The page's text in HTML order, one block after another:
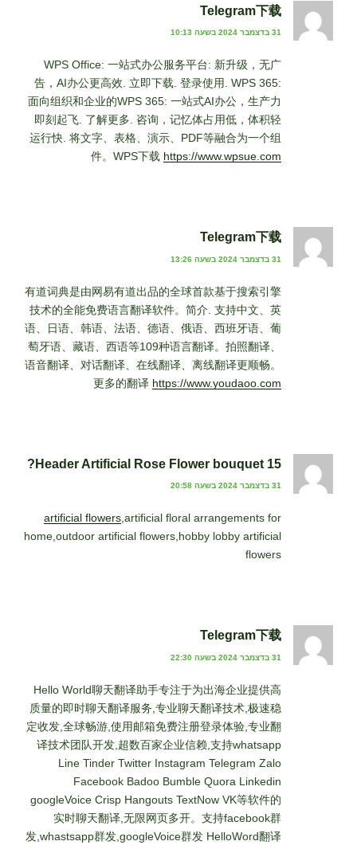
Telegram下载
31 בדצמבר 2024 בשעה 10:13
WPS Office: 一站式办公服务平台: 新升级，无广
告，AI办公更高效. 立即下载. 登录使用. WPS 365:
面向组织和企业的WPS 365: 一站式AI办公，生产力
即刻起飞. 了解更多. 咨询，记忆体占用低，体积轻
运行快. 将文字、表格、演示、PDF等融合为一个组
件。WPS下载 https://www.wpsue.com
Telegram下载
31 בדצמבר 2024 בשעה 13:26
有道词典是由网易有道出品的全球首款基于搜索引擎
技术的全能免费语言翻译软件。简介. 支持中文、英
语、日语、韩语、法语、德语、俄语、西班牙语、葡
萄牙语、藏语、西语等109种语言翻译。拍照翻译、
语音翻译、对话翻译、在线翻译、离线翻译更顺畅。
更多的翻译 https://www.youdaoo.com
15 Header Artificial Rose Flower bouquet?
31 בדצמבר 2024 בשעה 20:58
artificial flowers ,artificial floral arrangements for
home,outdoor artificial flowers,hobby lobby artificial
flowers​
Telegram下载
31 בדצמבר 2024 בשעה 22:30
Hello World聊天翻译助手专注于为出海企业提供高
质量的即时聊天翻译服务,专业聊天翻译技术,极速稳
定收发,全球畅游,使用邮箱免费注册登录体验,专业翻
译技术团队开发,超数百家企业信赖,支持whatsapp
Line Tinder Twitter Instagram Telegram Zalo
Facebook Badoo Bumble Quora Linkedin
googleVoice Crisp Hangouts TextNow VK等软件的
实时聊天翻译,无限网页多开。支持facebook群
发,whastsapp群发,googleVoice群发 HelloWord翻译